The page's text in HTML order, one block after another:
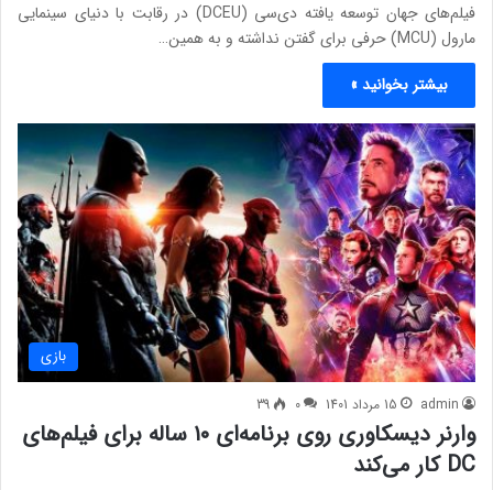
فیلم‌های جهان توسعه یافته دی‌سی (DCEU) در رقابت با دنیای سینمایی
مارول (MCU) حرفی برای گفتن نداشته و به همین…
بیشتر بخوانید »
بازی
admin 15 مرداد 1401 0
39
وارنر دیسکاوری روی برنامه‌ای ۱۰ ساله برای فیلم‌های
DC کار می‌کند